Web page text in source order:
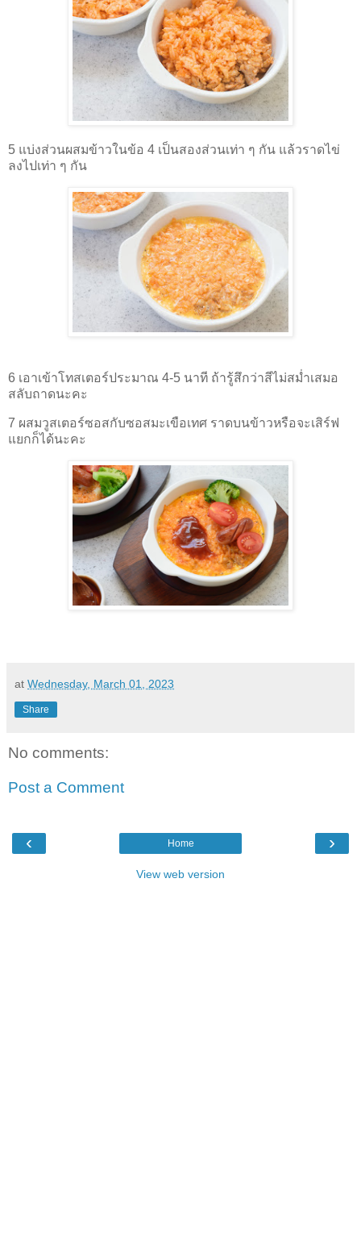
5 แบ่งส่วนผสมข้าวในข้อ 4 เป็นสองส่วนเท่า ๆ กัน แล้วราดไข่
ลงไปเท่า ๆ กัน
6 เอาเข้าโทสเตอร์ประมาณ 4-5 นาที ถ้ารู้สึกว่าสีไม่สม่ำเสมอ
สลับถาดนะคะ
7 ผสมวูสเตอร์ซอสกับซอสมะเขือเทศ ราดบนข้าวหรือจะเสิร์ฟ
แยกก็ได้นะคะ
at Wednesday, March 01, 2023
Share
No comments:
Post a Comment
‹ ›
Home
View web version